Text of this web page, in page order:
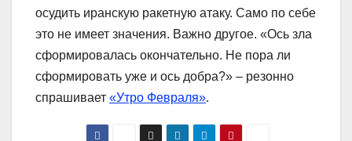
осудить иранскую ракетную атаку. Само по себе
это не имеет значения. Важно другое. «Ось зла
сформировалась окончательно. Не пора ли
сформировать уже и ось добра?» – резонно
спрашивает «Утро Февраля».